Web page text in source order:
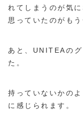
れてしまうのが気
思っていたのがもう
あと、UNITEAの
た。
持っていないかの
に感じられます。